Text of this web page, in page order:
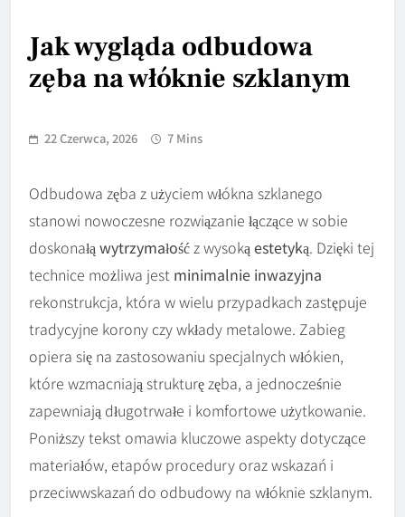
Jak wygląda odbudowa
zęba na włóknie szklanym
22 Czerwca, 2026 7 Mins
Odbudowa zęba z użyciem włókna szklanego
stanowi nowoczesne rozwiązanie łączące w sobie
doskonałą wytrzymałość z wysoką estetyką. Dzięki tej
technice możliwa jest minimalnie inwazyjna
rekonstrukcja, która w wielu przypadkach zastępuje
tradycyjne korony czy wkłady metalowe. Zabieg
opiera się na zastosowaniu specjalnych włókien,
które wzmacniają strukturę zęba, a jednocześnie
zapewniają długotrwałe i komfortowe użytkowanie.
Poniższy tekst omawia kluczowe aspekty dotyczące
materiałów, etapów procedury oraz wskazań i
przeciwwskazań do odbudowy na włóknie szklanym.